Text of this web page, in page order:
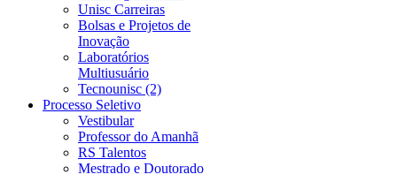
Unisc Carreiras
Bolsas e Projetos de
Inovação
Laboratórios
Multiusuário
Tecnounisc (2)
Processo Seletivo
Vestibular
Professor do Amanhã
RS Talentos
Mestrado e Doutorado